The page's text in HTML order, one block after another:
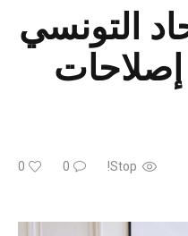
التونسي
Stop!
0
0